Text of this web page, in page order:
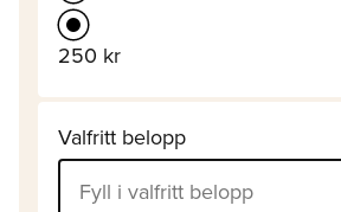
250 kr
Valfritt belopp